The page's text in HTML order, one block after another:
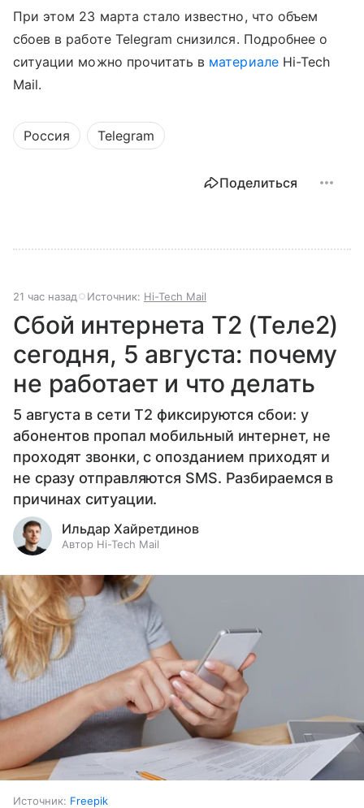
При этом 23 марта стало известно, что объем
сбоев в работе Telegram снизился. Подробнее о
ситуации можно прочитать в материалеHi-Tech
Mail.
Россия Telegram
Поделиться
21 час назад Источник: Hi-Tech Mail
Сбой интернета T2 (Теле2)
сегодня, 5 августа: почему
не работает и что делать
5 августа в сети T2 фиксируются сбои: у
абонентов пропал мобильный интернет, не
проходят звонки, с опозданием приходят и
не сразу отправляются SMS. Разбираемся в
причинах ситуации.
Ильдар Хайретдинов
Автор Hi-Tech Mail
Источник: Freepik